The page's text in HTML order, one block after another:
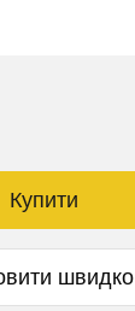
Купити
швидко